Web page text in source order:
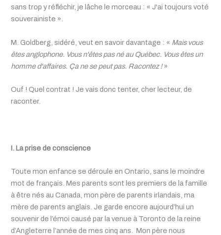
sans trop y réfléchir, je lâche le morceau : « J'ai toujours voté
souverainiste ».
M. Goldberg, sidéré, veut en savoir davantage : « Mais vous
êtes anglophone. Vous n'êtes pas né au Québec. Vous êtes un
homme d'affaires. Ça ne se peut pas. Racontez !»
Ouf ! Quel contrat ! Je vais donc tenter, cher lecteur, de
raconter.
I. La prise de conscience
Toute mon enfance se déroule en Ontario, sans le moindre
mot de français. Mes parents sont les premiers de la famille
à être nés au Canada, mon père de parents irlandais, ma
mère de parents anglais.Je garde encore aujourd’hui un
souvenir de l’émoi causé par la venue à Toronto de la reine
d’Angleterre l’année de mes cinq ans.
Mon père nous